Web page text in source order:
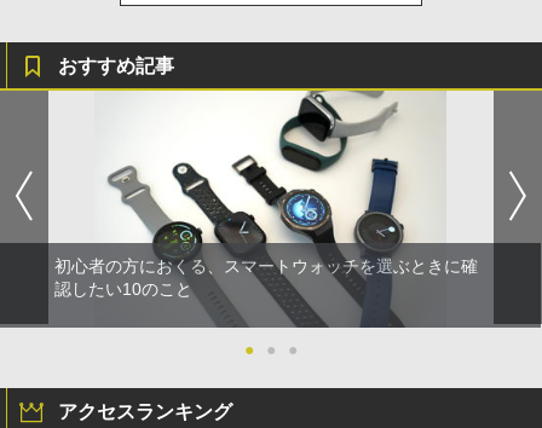
おすすめ記事
初心者の方におくる、スマートウォッチを選ぶときに確
認したい10のこと
● ● ●
アクセスランキング